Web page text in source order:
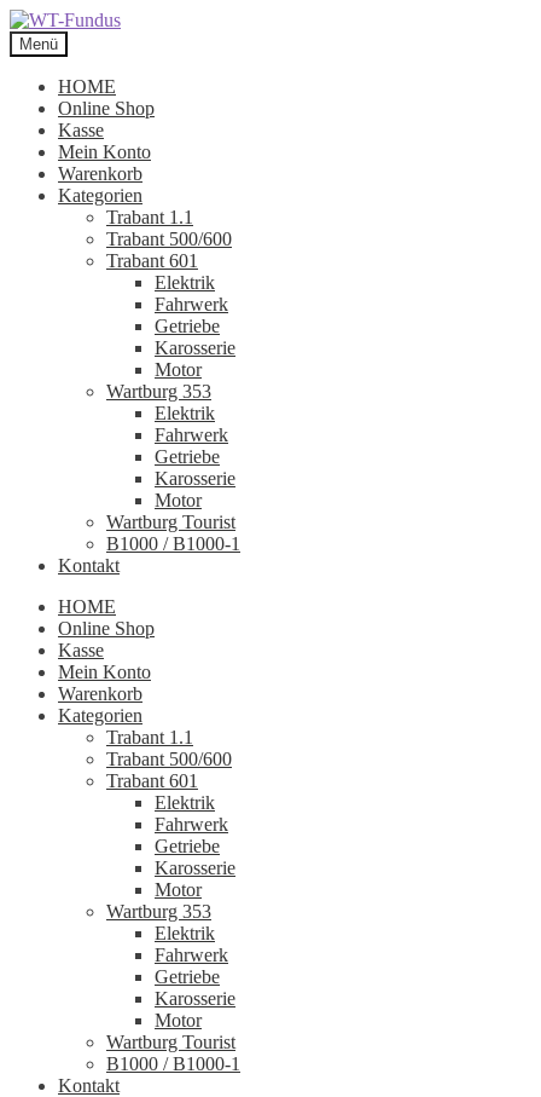
Zur
Navigation
springen
Zum
Inhalt
springen
Menü
HOME
Online Shop
Kasse
Mein Konto
Warenkorb
Kategorien
Trabant 1.1
Trabant 500/600
Trabant 601
Elektrik
Fahrwerk
Getriebe
Karosserie
Motor
Wartburg 353
Elektrik
Fahrwerk
Getriebe
Karosserie
Motor
Wartburg Tourist
B1000 / B1000-1
Kontakt
HOME
Online Shop
Kasse
Mein Konto
Warenkorb
Kategorien
Trabant 1.1
Trabant 500/600
Trabant 601
Elektrik
Fahrwerk
Getriebe
Karosserie
Motor
Wartburg 353
Elektrik
Fahrwerk
Getriebe
Karosserie
Motor
Wartburg Tourist
B1000 / B1000-1
Kontakt